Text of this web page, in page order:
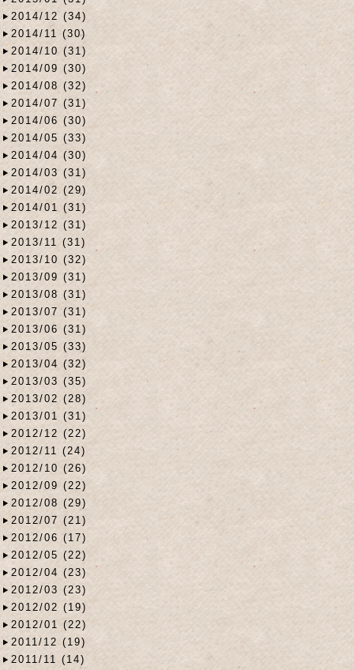
2014/12 (34)
2014/11 (30)
2014/10 (31)
2014/09 (30)
2014/08 (32)
2014/07 (31)
2014/06 (30)
2014/05 (33)
2014/04 (30)
2014/03 (31)
2014/02 (29)
2014/01 (31)
2013/12 (31)
2013/11 (31)
2013/10 (32)
2013/09 (31)
2013/08 (31)
2013/07 (31)
2013/06 (31)
2013/05 (33)
2013/04 (32)
2013/03 (35)
2013/02 (28)
2013/01 (31)
2012/12 (22)
2012/11 (24)
2012/10 (26)
2012/09 (22)
2012/08 (29)
2012/07 (21)
2012/06 (17)
2012/05 (22)
2012/04 (23)
2012/03 (23)
2012/02 (19)
2012/01 (22)
2011/12 (19)
2011/11 (14)